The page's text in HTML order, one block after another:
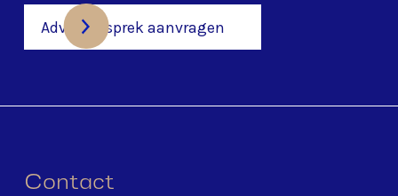
Adviesgesprek aanvragen
Contact